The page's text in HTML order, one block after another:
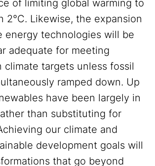
of limiting global warming to
2°C. Likewise, the expansion
energy technologies will be
adequate for meeting
climate targets unless fossil
ramped down. Up
have been largely in
than substituting for
our climate and
development goals will
that go beyond